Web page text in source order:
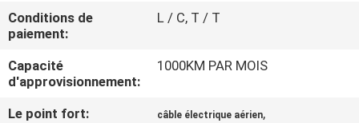
CONTRÔLE
DE
LA
QUALITÉ
Conditions de
paiement:
L / C, T / T
Capacité
d'approvisionnement:
1000KM PAR MOIS
Le point fort: câble électrique aérien,